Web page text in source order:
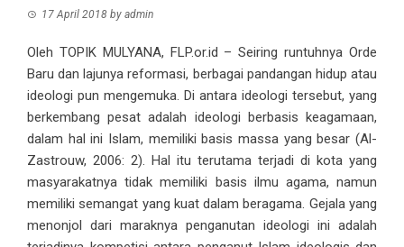
17 April 2018 by admin
Oleh TOPIK MULYANA, FLP.or.id – Seiring runtuhnya Orde
Baru dan lajunya reformasi, berbagai pandangan hidup atau
ideologi pun mengemuka. Di antara ideologi tersebut, yang
berkembang pesat adalah ideologi berbasis keagamaan,
dalam hal ini Islam, memiliki basis massa yang besar (Al-
Zastrouw, 2006: 2). Hal itu terutama terjadi di kota yang
masyarakatnya tidak memiliki basis ilmu agama, namun
memiliki semangat yang kuat dalam beragama. Gejala yang
menonjol dari maraknya penganutan ideologi ini adalah